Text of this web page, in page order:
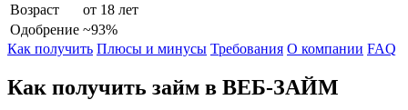
Возраст
от 18 лет
Одобрение ~93%
Как получить Плюсы и минусы Требования О компании FAQ
Как получить займ в ВЕБ-ЗАЙМ